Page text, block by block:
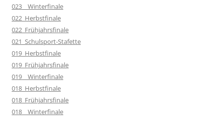
023__Winterfinale
022_Herbstfinale
022_Frühjahrsfinale
021_Schulsport-Stafette
019_Herbstfinale
019_Frühjahrsfinale
019__Winterfinale
018_Herbstfinale
018_Frühjahrsfinale
018__Winterfinale